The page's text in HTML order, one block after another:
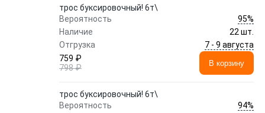
трос буксировочный! 6т\
Вероятность
95%
Наличие
22 шт.
Отгрузка
7 - 9 августа
759 ₽
798 ₽
В корзину
трос буксировочный! 6т\
Вероятность
94%